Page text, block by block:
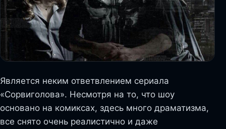
Является неким ответвлением сериала
«Сорвиголова». Несмотря на то, что шоу
основано на комиксах, здесь много драматизма,
все снято очень реалистично и даже